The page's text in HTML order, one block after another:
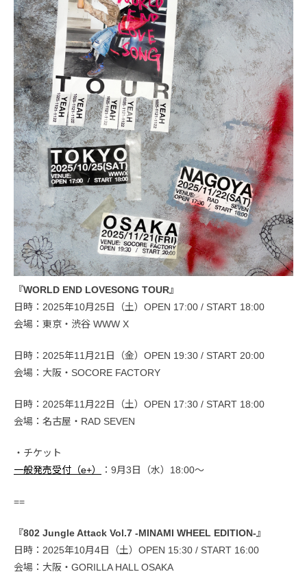
『WORLD END LOVESONG TOUR』
日時：2025年10月25日（土）OPEN 17:00 / START 18:00
会場：東京・渋谷 WWW X
日時：2025年11月21日（金）OPEN 19:30 / START 20:00
会場：大阪・SOCORE FACTORY
日時：2025年11月22日（土）OPEN 17:30 / START 18:00
会場：名古屋・RAD SEVEN
・チケット
一般発売受付（e+）
：9月3日（水）18:00〜
==
『802 Jungle Attack Vol.7 -MINAMI WHEEL EDITION-』
日時：2025年10月4日（土）OPEN 15:30 / START 16:00
会場：大阪・GORILLA HALL OSAKA